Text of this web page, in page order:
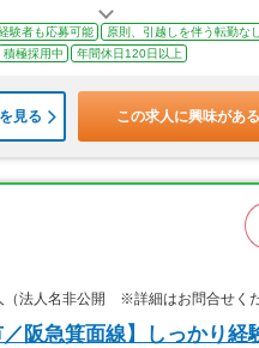
験者も応募可能 原則、引越しを伴う転勤な
積極採用中 年間休日120日以上
見る この求人に興味がある
（法人名非公開 ※詳細はお問合せくだ
／阪急箕面線】しっかり経